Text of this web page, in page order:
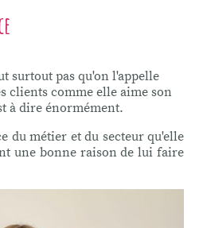
surtout pas qu'on l'appelle
clients comme elle aime son
à dire énormément.
du métier et du secteur qu'elle
une bonne raison de lui faire